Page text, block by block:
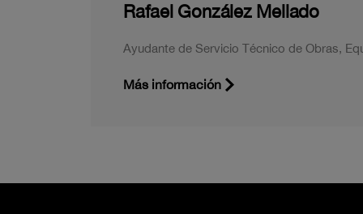
Rafael González Mellado
Ayudante de Servicio Técnico de Obras,
Más información